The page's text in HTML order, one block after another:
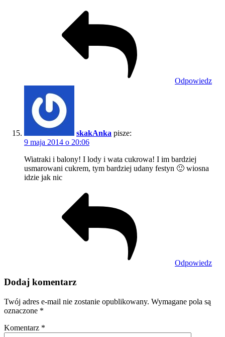
Odpowiedz
skakAnka pisze:
9 maja 2014 o 20:06
Wiatraki i balony! I lody i wata cukrowa! I im bardziej
usmarowani cukrem, tym bardziej udany festyn 🙂 wiosna
idzie jak nic
Odpowiedz
Dodaj komentarz
Twój adres e-mail nie zostanie opublikowany. Wymagane pola są
oznaczone *
Komentarz *